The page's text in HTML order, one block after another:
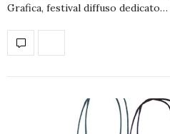
Grafica, festival diffuso dedicato…